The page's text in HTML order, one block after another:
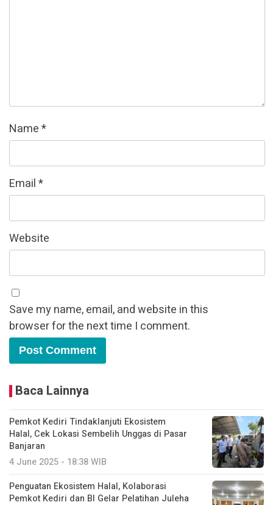
Name*
Email*
Website
Save my name, email, and website in this
browser for the next time I comment.
Baca Lainnya
Pemkot Kediri Tindaklanjuti Ekosistem
Halal, Cek Lokasi Sembelih Unggas di Pasar
Banjaran
4 June 2025 - 18:38 WIB
Penguatan Ekosistem Halal, Kolaborasi
Pemkot Kediri dan BI Gelar Pelatihan Juleha